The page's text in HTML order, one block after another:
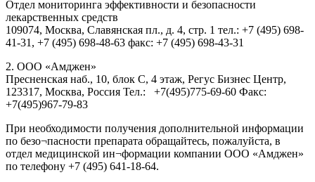
Отдел мониторинга эффективности и безопасности
лекарственных средств
109074, Москва, Славянская пл., д. 4, стр. 1 тел.: +7 (495) 698-
41-31, +7 (495) 698-48-63 факс: +7 (495) 698-43-31
2. ООО «Амджен»
Пресненская наб., 10, блок С, 4 этаж, Регус Бизнес Центр,
123317, Москва, Россия Тел.: +7(495)775-69-60 Факс:
+7(495)967-79-83
При необходимости получения дополнительной информации
по безо¬пасности препарата обращайтесь, пожалуйста, в
отдел медицинской ин¬формации компании ООО «Амджен»
по телефону +7 (495) 641-18-64.